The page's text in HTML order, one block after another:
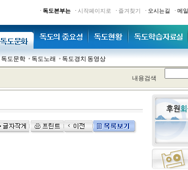
· 독도본부는 · 시작페이지로 · 즐겨찾기 · 오시는길 · 메
독도문학 독도노래 독도경치 동영상
내용검색